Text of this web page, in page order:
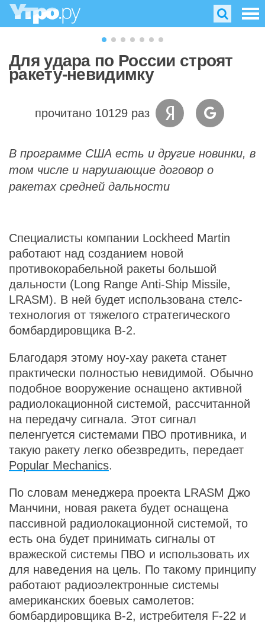
Для удара по России строят
ракету-невидимку
прочитано 10129 раз
В программе США есть и другие новинки, в
том числе и нарушающие договор о
ракетах средней дальности
Специалисты компании Lockheed Martin
работают над созданием новой
противокорабельной ракеты большой
дальности (Long Range Anti-Ship Missile,
LRASM). В ней будет использована стелс-
технология от тяжелого стратегического
бомбардировщика B-2.
Благодаря этому ноу-хау ракета станет
практически полностью невидимой. Обычно
подобное вооружение оснащено активной
радиолокационной системой, рассчитанной
на передачу сигнала. Этот сигнал
пеленгуется системами ПВО противника, и
такую ракету легко обезвредить, передает
Popular Mechanics.
По словам менеджера проекта LRASM Джо
Манчини, новая ракета будет оснащена
пассивной радиолокационной системой, то
есть она будет принимать сигналы от
вражеской системы ПВО и использовать их
для наведения на цель. По такому принципу
работают радиоэлектронные системы
американских боевых самолетов:
бомбардировщика B-2, истребителя F-22 и